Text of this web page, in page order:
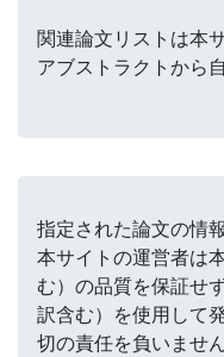
関連論文リストは本
アブストラクトから
指定された論文の情報
本サイトの運営者は
む）の品質を保証せ
訳含む）を使用して
切の責任を負いません